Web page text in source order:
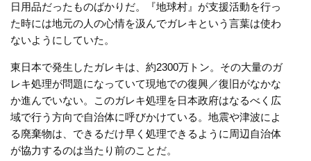
日用品だったものばかりだ。『地球村』が支援活動を行っ
た時には地元の人の心情を汲んでガレキという言葉は使わ
ないようにしていた。
東日本で発生したガレキは、約2300万トン。その大量のガ
レキ処理が問題になっていて現地での復興／復旧がなかな
か進んでいない。このガレキ処理を日本政府はなるべく広
域で行う方向で自治体に呼びかけている。地震や津波によ
る廃棄物は、できるだけ早く処理できるように周辺自治体
が協力するのは当たり前のことだ。